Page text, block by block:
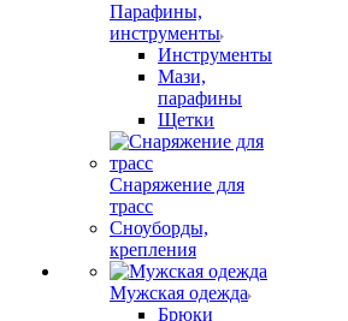
Парафины,
инструменты
Инструменты
Мази,
парафины
Щетки
Снаряжение для
трасс
Сноуборды,
крепления
Мужская одежда
Брюки